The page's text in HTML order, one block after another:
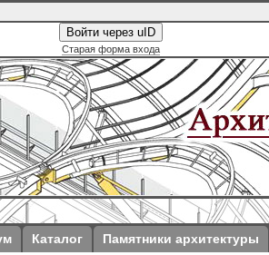
Войти через uID
Старая форма входа
Каталог Памятники архитектуры